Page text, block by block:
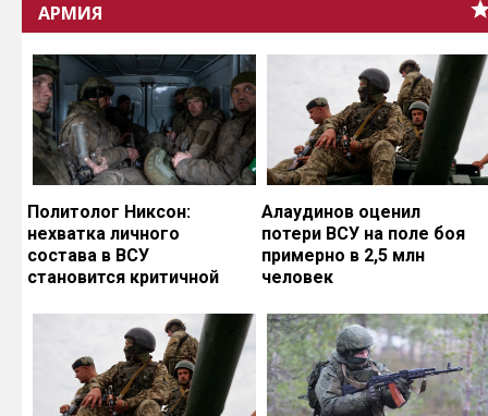
АРМИЯ
Политолог Никсон:
нехватка личного
состава в ВСУ
становится критичной
Алаудинов оценил
потери ВСУ на поле боя
примерно в 2,5 млн
человек